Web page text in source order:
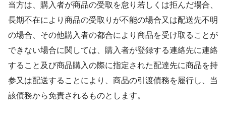
当方は、購入者が商品の受取を怠り若しくは拒んだ場合、
長期不在により商品の受取りが不能の場合又は配送先不明
の場合、その他購入者の都合により商品を受け取ることが
できない場合に関しては、購入者が登録する連絡先に連絡
すること及び商品購入の際に指定された配達先に商品を持
参又は配送することにより、商品の引渡債務を履行し、当
該債務から免責されるものとします。